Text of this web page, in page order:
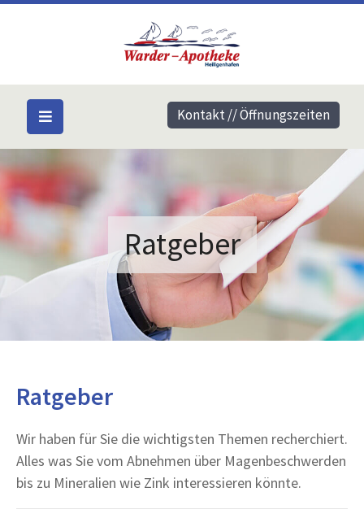
Ratgeber
Ratgeber
Wir haben für Sie die wichtigsten Themen recherchiert.
Alles was Sie vom Abnehmen über Magenbeschwerden
bis zu Mineralien wie Zink interessieren könnte.
Kontakt // Öffnungszeiten